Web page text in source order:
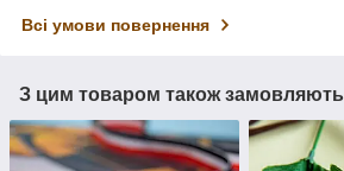
Всі умови повернення
З цим товаром також замовляють